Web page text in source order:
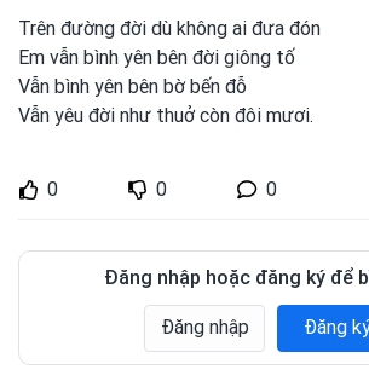
Trên đường đời dù không ai đưa đón
Em vẫn bình yên bên đời giông tố
Vẫn bình yên bên bờ bến đỗ
Vẫn yêu đời như thuở còn đôi mươi.
0 0 0
Đăng nhập hoặc đăng ký để
Đăng nhập Đăng